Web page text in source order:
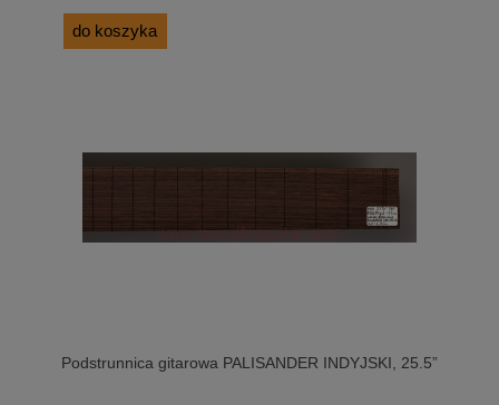
do koszyka
Podstrunnica gitarowa PALISANDER INDYJSKI, 25.5”